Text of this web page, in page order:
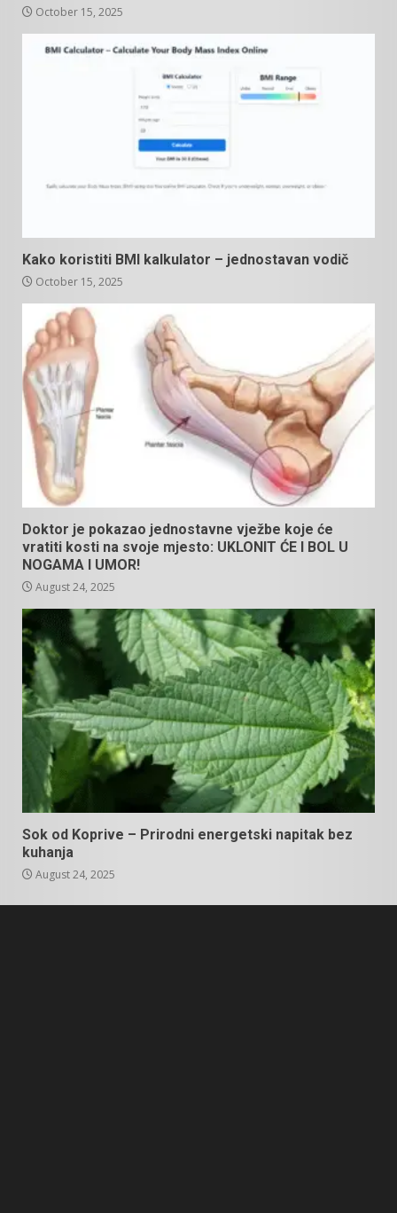
October 15, 2025
Kako koristiti BMI kalkulator – jednostavan vodič
October 15, 2025
Doktor je pokazao jednostavne vježbe koje će
vratiti kosti na svoje mjesto: UKLONIT ĆE I BOL U
NOGAMA I UMOR!
August 24, 2025
Sok od Koprive – Prirodni energetski napitak bez
kuhanja
August 24, 2025